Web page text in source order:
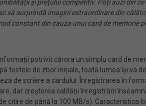
și prețului competitiv. Poți auzi din
să surprindă imagini extraordinare din
constant din cauza unui card de memorie
potrivit cărora un simplu card de
testele de zbor inițiale, toată lumea își va
de scriere a cardului. Înregistrarea în
dar creșterea calității înregistrării
citire de până la 100 MB/s).